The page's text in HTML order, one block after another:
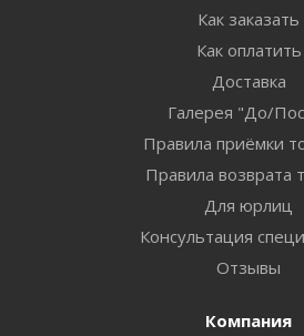
Как заказать
Как оплатить
Доставка
Галерея "До/
Правила приёмки
Правила возврата
Для юрлиц
Консультация
Отзывы
Компания